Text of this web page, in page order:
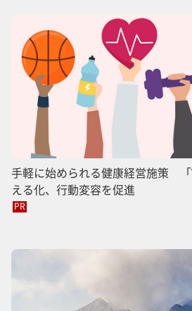
手軽に始められる健康経営施策
える化、行動変容を促進
PR